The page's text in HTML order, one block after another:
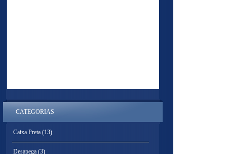
CATEGORIAS
Caixa Preta (13)
Desapega (3)